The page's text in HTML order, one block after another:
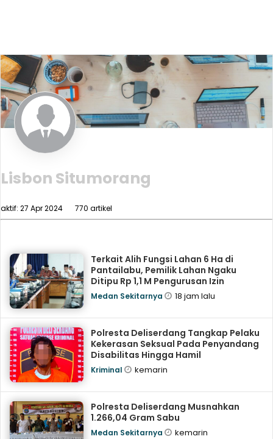
Lisbon Situmorang
aktif: 27 Apr 2024 770 artikel
Terkait Alih Fungsi Lahan 6 Ha di
Pantailabu, Pemilik Lahan Ngaku
Ditipu Rp 1,1 M Pengurusan Izin
Medan Sekitarnya 18 jam lalu
Polresta Deliserdang Tangkap Pelaku
Kekerasan Seksual Pada Penyandang
Disabilitas Hingga Hamil
Kriminal kemarin
Polresta Deliserdang Musnahkan
1.266,04 Gram Sabu
Medan Sekitarnya kemarin